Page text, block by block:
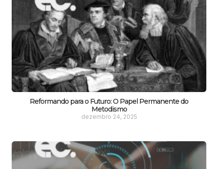
Reformando para o Futuro: O Papel Permanente do
Metodismo
dezembro 24, 2025